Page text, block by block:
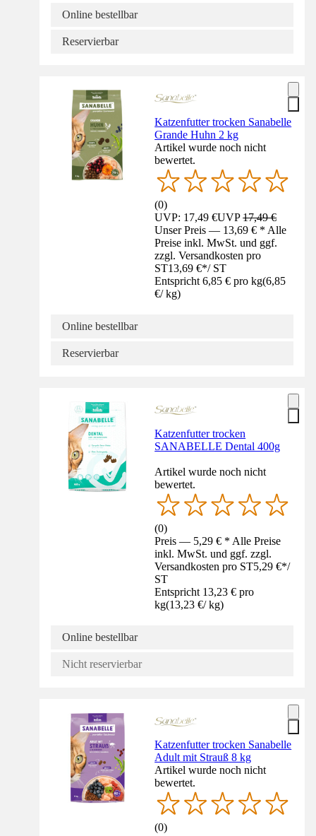
Online bestellbar
Reservierbar
Katzenfutter trocken Sanabelle
Grande Huhn 2 kg
Artikel wurde noch nicht
bewertet.
(0)
UVP: 17,49 €UVP17,49 €
Unser Preis — 13,69 € * Alle
Preise inkl. MwSt. und ggf.
zzgl. Versandkosten pro
ST13,69 €*/ ST
Entspricht 6,85 € pro kg(6,85
€/ kg)
Online bestellbar
Reservierbar
Katzenfutter trocken
SANABELLE Dental 400g
Artikel wurde noch nicht
bewertet.
(0)
Preis — 5,29 € * Alle Preise
inkl. MwSt. und ggf. zzgl.
Versandkosten pro ST5,29 €*/
ST
Entspricht 13,23 € pro
kg(13,23 €/ kg)
Online bestellbar
Nicht reservierbar
Katzenfutter trocken Sanabelle
Adult mit Strauß 8 kg
Artikel wurde noch nicht
bewertet.
(0)